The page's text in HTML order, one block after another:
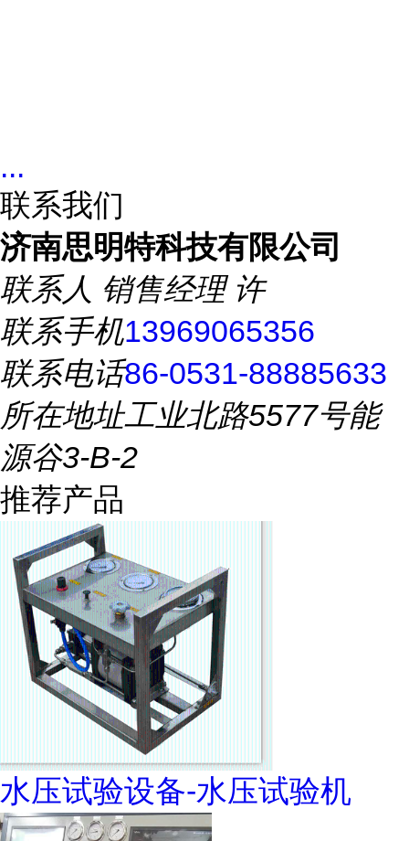
...
联系我们
济南思明特科技有限公司
联系人 销售经理 许
联系手机13969065356
联系电话86-0531-88885633
所在地址工业北路5577号能
源谷3-B-2
推荐产品
水压试验设备-水压试验机